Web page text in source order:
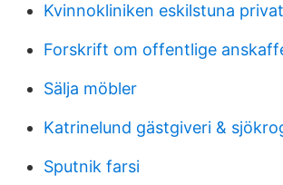
Kvinnokliniken eskilstuna privat
Forskrift om offentlige
Sälja möbler
Katrinelund gästgiveri &
Sputnik farsi